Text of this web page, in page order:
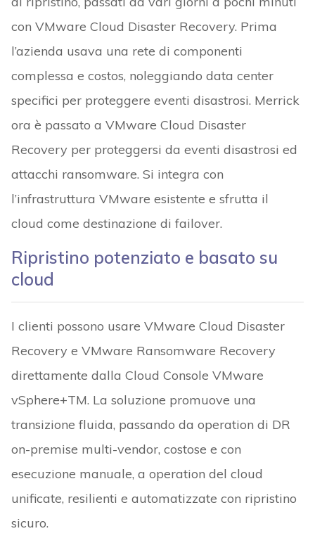
con VMware Cloud Disaster Recovery. Prima
l’azienda usava una rete di componenti
complessa e costos, noleggiando data center
specifici per proteggere eventi disastrosi. Merrick
ora è passato a VMware Cloud Disaster
Recovery per proteggersi da eventi disastrosi ed
attacchi ransomware. Si integra con
l’infrastruttura VMware esistente e sfrutta il
cloud come destinazione di failover.
Ripristino potenziato e basato su
cloud
I clienti possono usare VMware Cloud Disaster
Recovery e VMware Ransomware Recovery
direttamente dalla Cloud Console VMware
vSphere+TM. La soluzione promuove una
transizione fluida, passando da operation di DR
on-premise multi-vendor, costose e con
esecuzione manuale, a operation del cloud
unificate, resilienti e automatizzate con ripristino
sicuro.